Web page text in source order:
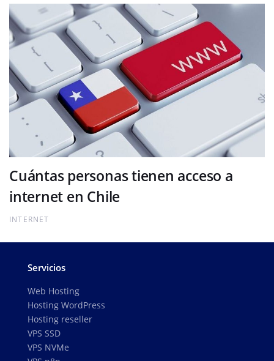
Cuántas personas tienen acceso a
internet en Chile
INTERNET
Servicios
Web Hosting
Hosting WordPress
Hosting reseller
VPS SSD
VPS NVMe